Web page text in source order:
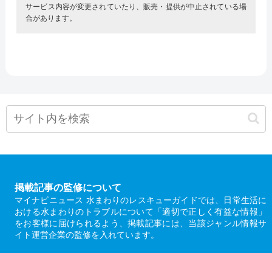
サービス内容が変更されていたり、販売・提供が中止されている場
合があります。
掲載記事の監修について
マイナビニュース 水まわりのレスキューガイドでは、日常生活に
おける水まわりのトラブルについて「適切で正しく有益な情報」
をお客様に届けられるよう、掲載記事には、当該ジャンル情報サ
イト運営企業の監修を入れています。